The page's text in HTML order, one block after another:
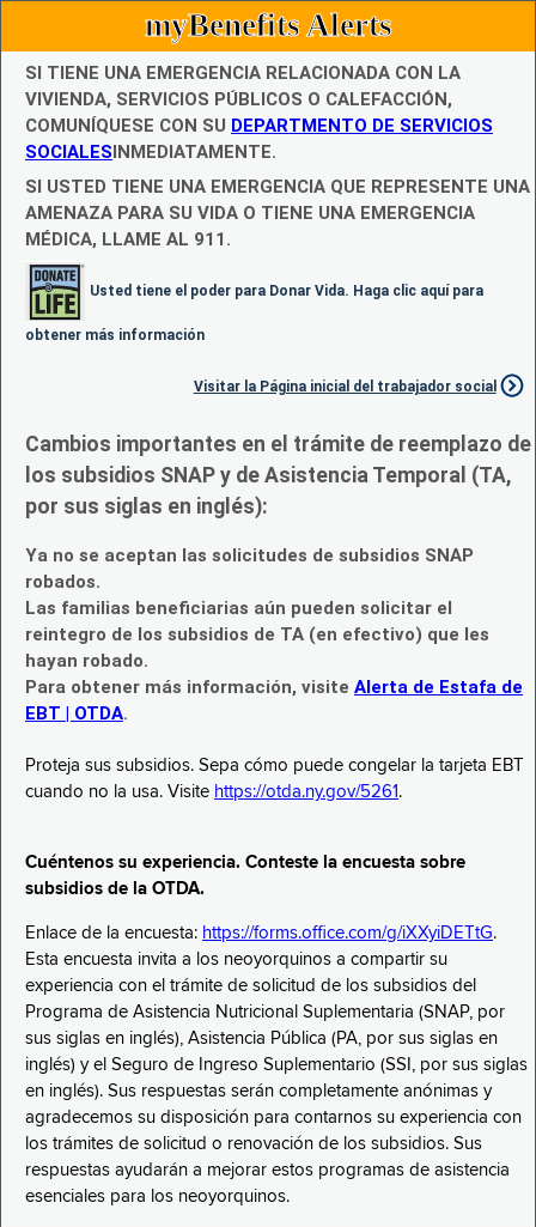
myBenefits Alerts
SI TIENE UNA EMERGENCIA RELACIONADA CON LA
VIVIENDA, SERVICIOS PÚBLICOS O CALEFACCIÓN,
COMUNÍQUESE CON SU DEPARTMENTO DE SERVICIOS
SOCIALESINMEDIATAMENTE.
SI USTED TIENE UNA EMERGENCIA QUE REPRESENTE UNA
AMENAZA PARA SU VIDA O TIENE UNA EMERGENCIA
MÉDICA, LLAME AL 911.
Usted tiene el poder para Donar Vida. Haga clic aquí para
obtener más información
Visitar la Página inicial del trabajador social
Cambios importantes en el trámite de reemplazo de
los subsidios SNAP y de Asistencia Temporal (TA,
por sus siglas en inglés):
Ya no se aceptan las solicitudes de subsidios SNAP
robados.
Las familias beneficiarias aún pueden solicitar el
reintegro de los subsidios de TA (en efectivo) que les
hayan robado.
Para obtener más información, visite Alerta de Estafa de
EBT | OTDA.
Proteja sus subsidios. Sepa cómo puede congelar la tarjeta EBT
cuando no la usa. Visite https://otda.ny.gov/5261 .
Cuéntenos su experiencia. Conteste la encuesta sobre
subsidios de la OTDA.
Enlace de la encuesta: https://forms.office.com/g/iXXyiDETtG.
Esta encuesta invita a los neoyorquinos a compartir su
experiencia con el trámite de solicitud de los subsidios del
Programa de Asistencia Nutricional Suplementaria (SNAP, por
sus siglas en inglés), Asistencia Pública (PA, por sus siglas en
inglés) y el Seguro de Ingreso Suplementario (SSI, por sus siglas
en inglés). Sus respuestas serán completamente anónimas y
agradecemos su disposición para contarnos su experiencia con
los trámites de solicitud o renovación de los subsidios. Sus
respuestas ayudarán a mejorar estos programas de asistencia
esenciales para los neoyorquinos.